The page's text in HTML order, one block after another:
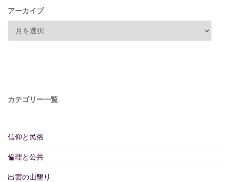
アーカイブ
カテゴリー一覧
信仰と民俗
倫理と公共
出雲の山墾り